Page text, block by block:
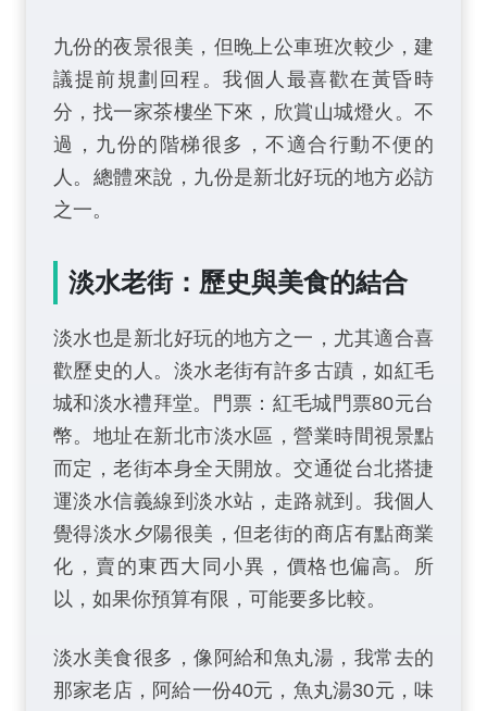
九份的夜景很美，但晚上公車班次較少，建
議提前規劃回程。我個人最喜歡在黃昏時
分，找一家茶樓坐下來，欣賞山城燈火。不
過，九份的階梯很多，不適合行動不便的
人。總體來說，九份是新北好玩的地方必訪
之一。
淡水老街：歷史與美食的結合
淡水也是新北好玩的地方之一，尤其適合喜
歡歷史的人。淡水老街有許多古蹟，如紅毛
城和淡水禮拜堂。門票：紅毛城門票80元台
幣。地址在新北市淡水區，營業時間視景點
而定，老街本身全天開放。交通從台北搭捷
運淡水信義線到淡水站，走路就到。我個人
覺得淡水夕陽很美，但老街的商店有點商業
化，賣的東西大同小異，價格也偏高。所
以，如果你預算有限，可能要多比較。
淡水美食很多，像阿給和魚丸湯，我常去的
那家老店，阿給一份40元，魚丸湯30元，味